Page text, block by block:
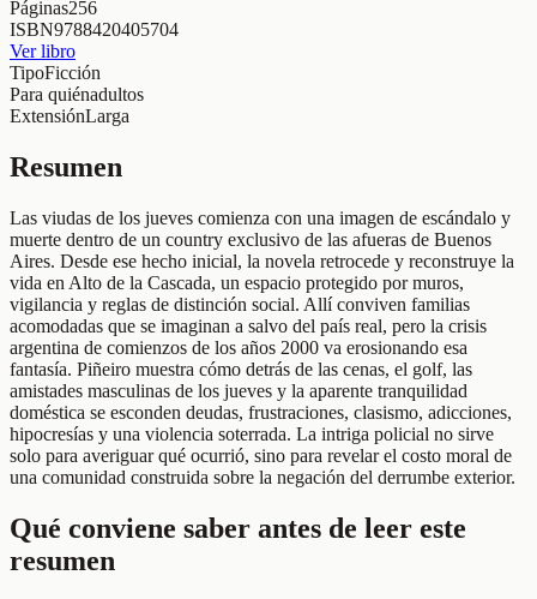
Páginas256
ISBN9788420405704
Ver libro
TipoFicción
Para quiénadultos
ExtensiónLarga
Resumen
Las viudas de los jueves comienza con una imagen de escándalo y
muerte dentro de un country exclusivo de las afueras de Buenos
Aires. Desde ese hecho inicial, la novela retrocede y reconstruye la
vida en Alto de la Cascada, un espacio protegido por muros,
vigilancia y reglas de distinción social. Allí conviven familias
acomodadas que se imaginan a salvo del país real, pero la crisis
argentina de comienzos de los años 2000 va erosionando esa
fantasía. Piñeiro muestra cómo detrás de las cenas, el golf, las
amistades masculinas de los jueves y la aparente tranquilidad
doméstica se esconden deudas, frustraciones, clasismo, adicciones,
hipocresías y una violencia soterrada. La intriga policial no sirve
solo para averiguar qué ocurrió, sino para revelar el costo moral de
una comunidad construida sobre la negación del derrumbe exterior.
Qué conviene saber antes de leer este
resumen